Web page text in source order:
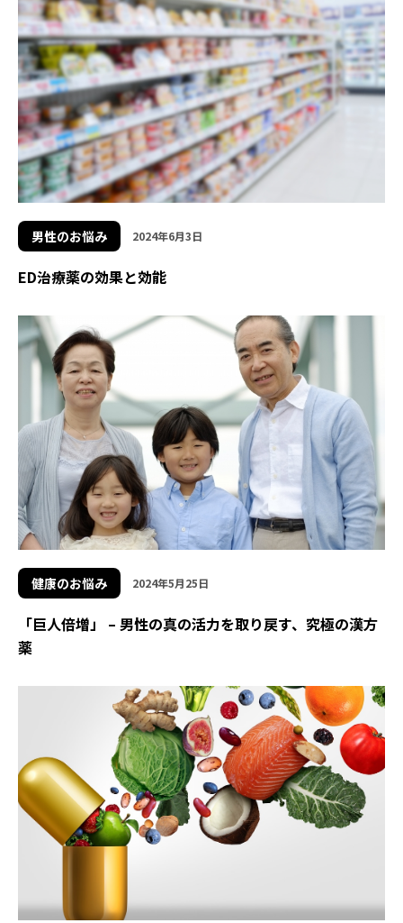
男性のお悩み 2024年6月3日
ED治療薬の効果と効能
健康のお悩み 2024年5月25日
「巨人倍増」 – 男性の真の活力を取り戻す、究極の漢方
薬